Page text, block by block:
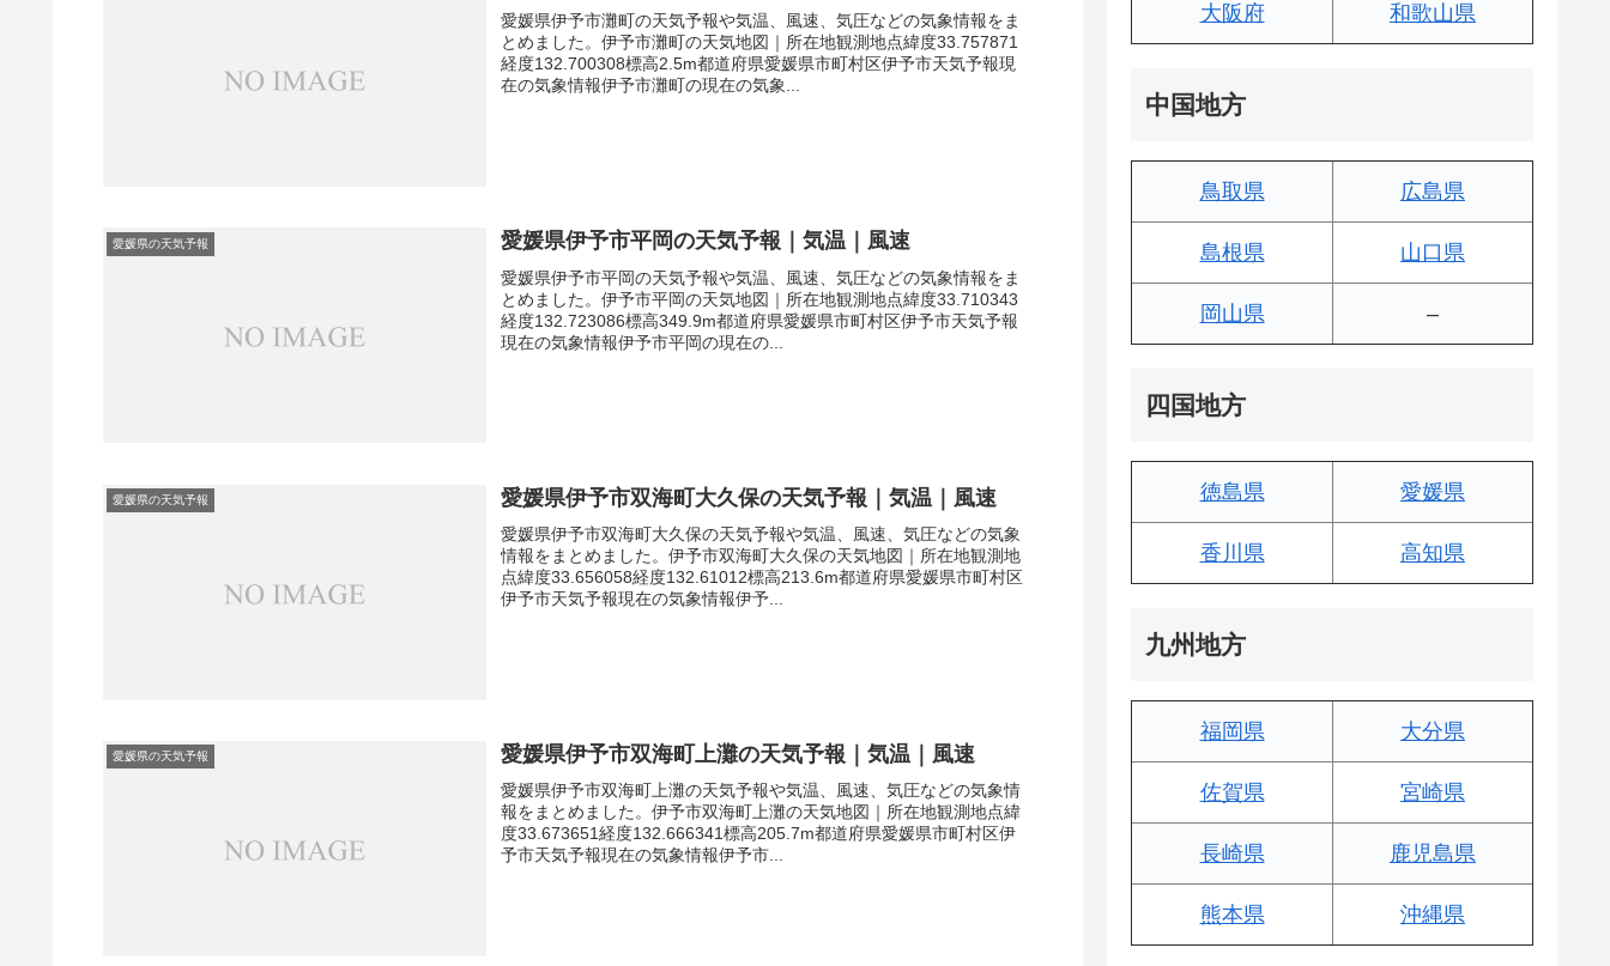
愛媛県伊予市灘町の天気予報や気温、風速、気圧などの気象情報をま
とめました。伊予市灘町の天気地図｜所在地観測地点緯度33.757871
経度132.700308標高2.5m都道府県愛媛県市町村区伊予市天気予報現
在の気象情報伊予市灘町の現在の気象...
愛媛県の天気予報 愛媛県伊予市平岡の天気予報｜気温｜風速
愛媛県伊予市平岡の天気予報や気温、風速、気圧などの気象情報をま
とめました。伊予市平岡の天気地図｜所在地観測地点緯度33.710343
経度132.723086標高349.9m都道府県愛媛県市町村区伊予市天気予報
現在の気象情報伊予市平岡の現在の...
愛媛県の天気予報 愛媛県伊予市双海町大久保の天気予報｜気温｜風速
愛媛県伊予市双海町大久保の天気予報や気温、風速、気圧などの気象
情報をまとめました。伊予市双海町大久保の天気地図｜所在地観測地
点緯度33.656058経度132.61012標高213.6m都道府県愛媛県市町村区
伊予市天気予報現在の気象情報伊予...
愛媛県の天気予報 愛媛県伊予市双海町上灘の天気予報｜気温｜風速
愛媛県伊予市双海町上灘の天気予報や気温、風速、気圧などの気象情
報をまとめました。伊予市双海町上灘の天気地図｜所在地観測地点緯
度33.673651経度132.666341標高205.7m都道府県愛媛県市町村区伊
予市天気予報現在の気象情報伊予市...
大阪府 和歌山県
中国地方
鳥取県 広島県
島根県 山口県
岡山県 –
四国地方
徳島県 愛媛県
香川県 高知県
九州地方
福岡県 大分県
佐賀県 宮崎県
長崎県 鹿児島県
熊本県 沖縄県